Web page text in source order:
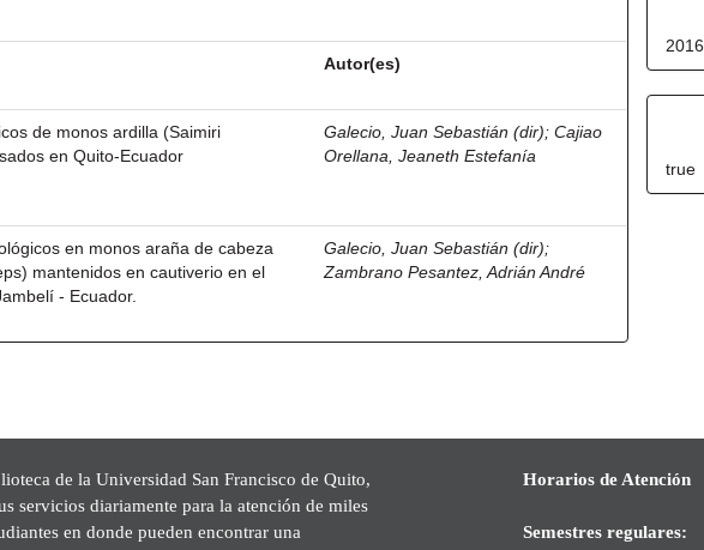
Autor(es)
de monos ardilla (Saimiri
en Quito-Ecuador
Galecio, Juan Sebastián (dir);Cajiao
Orellana, Jeaneth Estefanía
en monos araña de cabeza
mantenidos en cautiverio en el
- Ecuador.
Galecio, Juan Sebastián (dir);
Zambrano Pesantez, Adrián André
2016
true
de la Universidad San Francisco de Quito,
servicios diariamente para la atención de miles
en donde pueden encontrar una
Horarios de Atención
Semestres regulares: